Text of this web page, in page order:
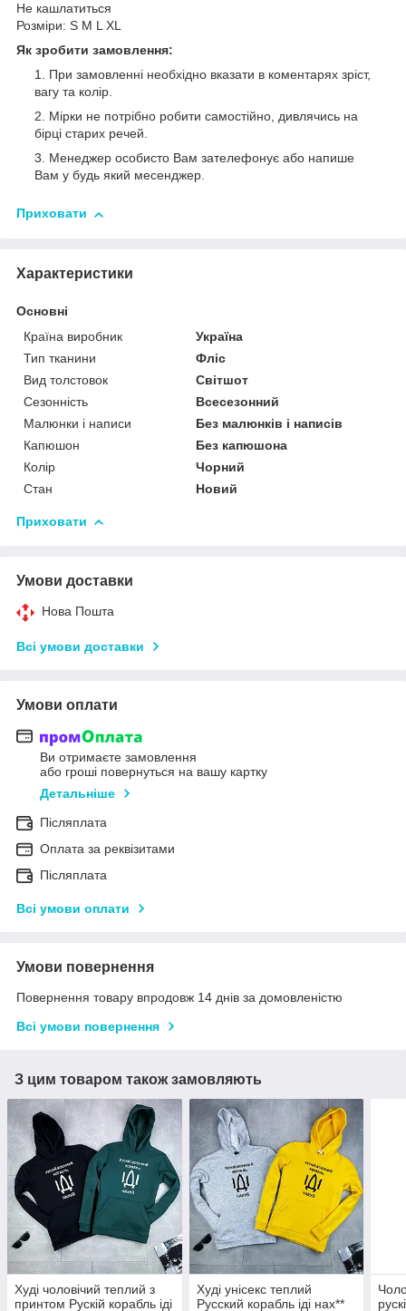
Не кашлатиться
Розміри: S M L XL
Як зробити замовлення:
При замовленні необхідно вказати в коментарях зріст,
вагу та колір.
Мірки не потрібно робити самостійно, дивлячись на
бірці старих речей.
Менеджер особисто Вам зателефонує або напише
Вам у будь який месенджер.
Приховати
Характеристики
Основні
Країна виробник
Україна
Тип тканини
Фліс
Вид толстовок
Світшот
Сезонність
Всесезонний
Малюнки і написи
Без малюнків і написів
Капюшон
Без капюшона
Колір
Чорний
Стан
Новий
Приховати
Умови доставки
Нова Пошта
Всі умови доставки
Умови оплати
Ви отримаєте замовлення
або гроші повернуться на вашу картку
Детальніше
Післяплата
Оплата за реквізитами
Післяплата
Всі умови оплати
Умови повернення
Повернення товару впродовж 14 днів за домовленістю
Всі умови повернення
З цим товаром також замовляють
Худі чоловічий теплий з
принтом Рускій корабль іді
Худі унісекс теплий
Русский корабль іді нах**